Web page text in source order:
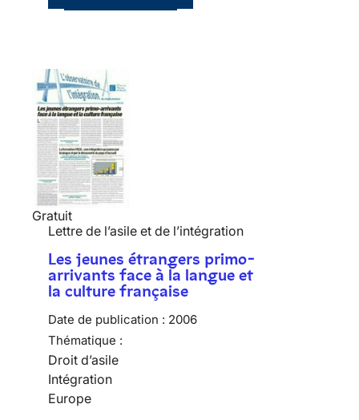
Gratuit
Lettre de l’asile et de l’intégration
Les jeunes étrangers primo-
arrivants face à la langue et
la culture française
Date de publication : 2006
Thématique :
Droit d’asile
Intégration
Europe